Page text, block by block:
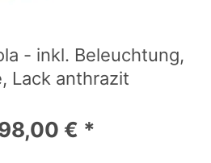
- inkl. Beleuchtung,
Lack anthrazit
€ *